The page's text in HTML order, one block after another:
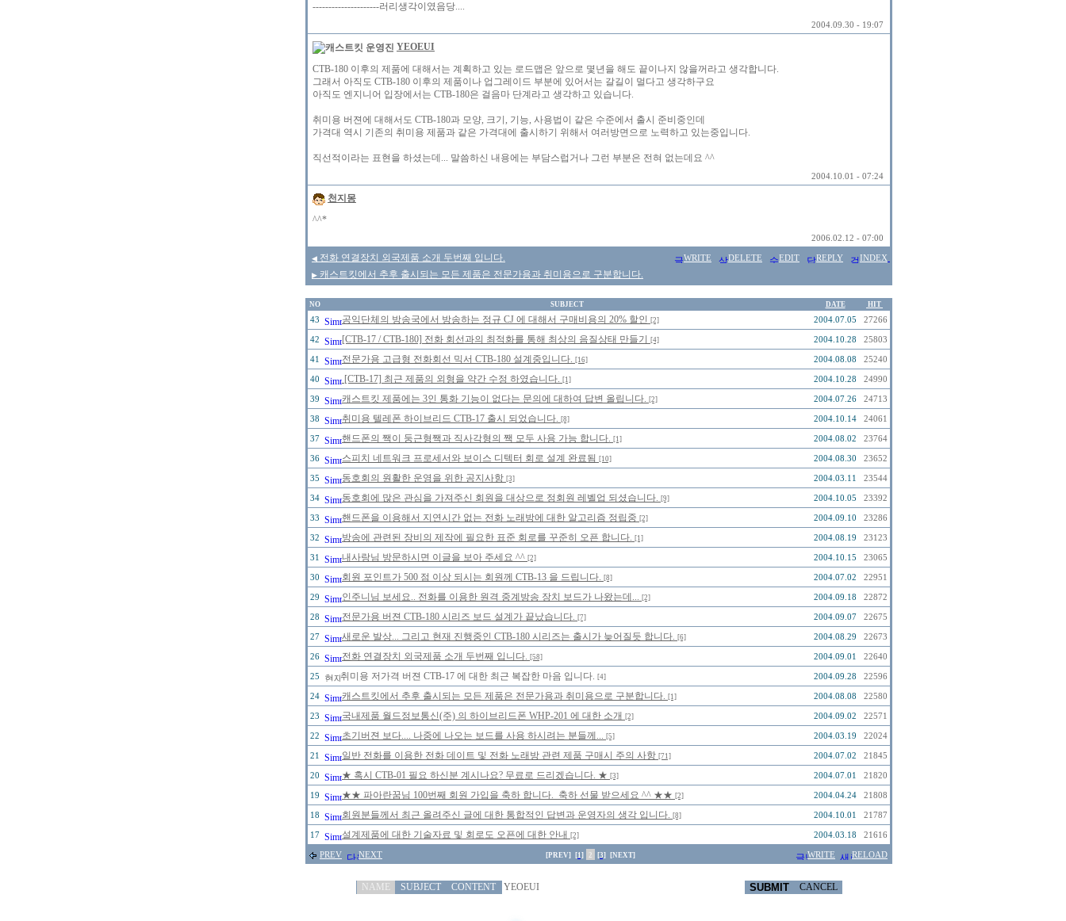
---------------------러리생각이였음당....
2004.09.30 - 19:07
YEOEUI
CTB-180 이후의 제품에 대해서는 계획하고 있는 로드맵은 앞으로 몇년을 해도 끝이나지 않을꺼라고 생각합니다.
그래서 아직도 CTB-180 이후의 제품이나 업그레이드 부분에 있어서는 갈길이 멀다고 생각하구요
아직도 엔지니어 입장에서는 CTB-180은 걸음마 단계라고 생각하고 있습니다.
취미용 버젼에 대해서도 CTB-180과 모양, 크기, 기능, 사용법이 같은 수준에서 출시 준비중인데
가격대 역시 기존의 취미용 제품과 같은 가격대에 출시하기 위해서 여러방면으로 노력하고 있는중입니다.
직선적이라는 표현을 하셨는데... 말씀하신 내용에는 부담스럽거나 그런 부분은 전혀 없는데요 ^^
2004.10.01 - 07:24
천지몽
^^*
2006.02.12 - 07:00
◀ 전화 연결장치 외국제품 소개 두번째 입니다.
▶ 캐스트킷에서 추후 출시되는 모든 제품은 전문가용과 취미용으로 구분합니다.
WRITE DELETE EDIT REPLY INDEX
NO SUBJECT DATE HIT
43 공익단체의 방송국에서 방송하는 정규 CJ 에 대해서 구매비용의 20% 할인 [2] 2004.07.05 27266
42 [CTB-17 / CTB-180] 전화 회선과의 최적화를 통해 최상의 음질상태 만들기 [4] 2004.10.28 25803
41 전문가용 고급형 전화회선 믹서 CTB-180 설계중입니다. [16] 2004.08.08 25240
40 [CTB-17] 최근 제품의 외형을 약간 수정 하였습니다. [1] 2004.10.28 24990
39 캐스트킷 제품에는 3인 통화 기능이 없다는 문의에 대하여 답변 올립니다. [2] 2004.07.26 24713
38 취미용 텔레폰 하이브리드 CTB-17 출시 되었습니다. [8] 2004.10.14 24061
37 핸드폰의 짹이 둥근형짹과 직사각형의 짹 모두 사용 가능 합니다. [1] 2004.08.02 23764
36 스피치 네트워크 프로세서와 보이스 디텍터 회로 설계 완료됨 [10] 2004.08.30 23652
35 동호회의 원활한 운영을 위한 공지사항 [3] 2004.03.11 23544
34 동호회에 많은 관심을 가져주신 회원을 대상으로 정회원 레벨업 되셨습니다. [9] 2004.10.05 23392
33 핸드폰을 이용해서 지연시간 없는 전화 노래방에 대한 알고리즘 정립중 [2] 2004.09.10 23286
32 방송에 관련된 장비의 제작에 필요한 표준 회로를 꾸준히 오픈 합니다. [1] 2004.08.19 23123
31 내사랑님 방문하시면 이글을 보아 주세요 ^^ [2] 2004.10.15 23065
30 회원 포인트가 500 점 이상 되시는 회원께 CTB-13 을 드립니다. [8] 2004.07.02 22951
29 인주니님 보세요.. 전화를 이용한 원격 중계방송 장치 보드가 나왔는데... [2] 2004.09.18 22872
28 전문가용 버젼 CTB-180 시리즈 보드 설계가 끝났습니다. [7] 2004.09.07 22675
27 새로운 발상... 그리고 현재 진행중인 CTB-180 시리즈는 출시가 늦어질듯 합니다. [6] 2004.08.29 22673
26 전화 연결장치 외국제품 소개 두번째 입니다. [58] 2004.09.01 22640
25 취미용 저가격 버젼 CTB-17 에 대한 최근 복잡한 마음 입니다. [4] 2004.09.28 22596
24 캐스트킷에서 추후 출시되는 모든 제품은 전문가용과 취미용으로 구분합니다. [1] 2004.08.08 22580
23 국내제품 월드정보통신(주) 의 하이브리드폰 WHP-201 에 대한 소개 [2] 2004.09.02 22571
22 초기버젼 보다.... 나중에 나오는 보드를 사용 하시려는 분들께... [5] 2004.03.19 22024
21 일반 전화를 이용한 전화 데이트 및 전화 노래방 관련 제품 구매시 주의 사항 [71] 2004.07.02 21845
20 ★ 혹시 CTB-01 필요 하신분 계시나요? 무료로 드리겠습니다. ★ [3] 2004.07.01 21820
19 ★★ 파아란꿈님 100번째 회원 가입을 축하 합니다. 축하 선물 받으세요 ^^ ★★ [2] 2004.04.24 21808
18 회원분들께서 최근 올려주신 글에 대한 통합적인 답변과 운영자의 생각 입니다. [8] 2004.10.01 21787
17 설계제품에 대한 기술자료 및 회로도 오픈에 대한 안내 [2] 2004.03.18 21616
PREV NEXT [PREV] [1] 2 [3] [NEXT] WRITE RELOAD
SUBMIT